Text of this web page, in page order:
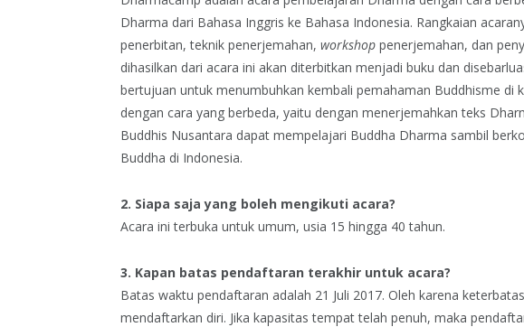
Dharma dari Bahasa Inggris ke Bahasa Indonesia. Rangkaian
penerbitan, teknik penerjemahan, workshop penerjemahan, dan
dihasilkan dari acara ini akan diterbitkan menjadi buku dan
bertujuan untuk menumbuhkan kembali pemahaman Buddhisme di
dengan cara yang berbeda, yaitu dengan menerjemahkan teks
Buddhis Nusantara dapat mempelajari Buddha Dharma sambil
Buddha di Indonesia.
2. Siapa saja yang boleh mengikuti acara?
Acara ini terbuka untuk umum, usia 15 hingga 40 tahun.
3. Kapan batas pendaftaran terakhir untuk acara?
Batas waktu pendaftaran adalah 21 Juli 2017. Oleh karena
mendaftarkan diri. Jika kapasitas tempat telah penuh, maka